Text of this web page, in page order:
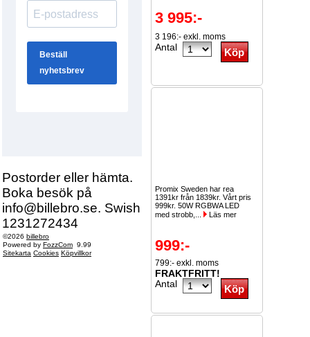
Postorder eller hämta.
Boka besök på
info@billebro.se. Swish
1231272434
©2026 billebro
Powered by FozzCom 9.99
Sitekarta Cookies Köpvillkor
3 995:-
3 196:- exkl. moms
Antal
Promix Sweden har rea
1391kr från 1839kr. Vårt pris
999kr. 50W RGBWA LED
med strobb,...
Läs mer
999:-
799:- exkl. moms
FRAKTFRITT!
Antal